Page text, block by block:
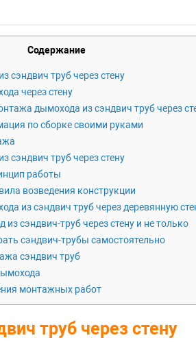
Содержание
сэндвич труб через стену
через стену
дымохода из сэндвич труб через
по сборке своими руками
сэндвич труб через стену
работы
возведения конструкции
из сэндвич труб через деревянную
сэндвич-труб через стену и не только
сэндвич-трубы самостоятельно
сэндвич труб
монтажных работ
труб через стену